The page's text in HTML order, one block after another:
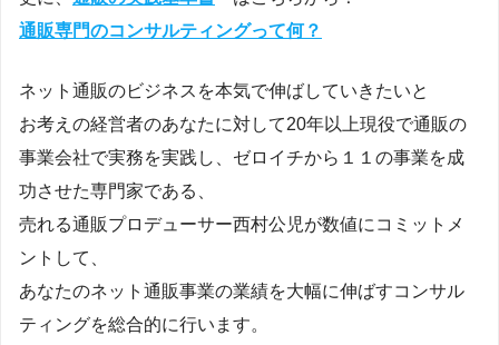
通販専門のコンサルティングって何？
ネット通販のビジネスを本気で伸ばしていきたいと
お考えの経営者のあなたに対して20年以上現役で通販の
事業会社で実務を実践し、ゼロイチから１１の事業を成
功させた専門家である、
売れる通販プロデューサー西村公児が数値にコミットメ
ントして、
あなたのネット通販事業の業績を大幅に伸ばすコンサル
ティングを総合的に行います。